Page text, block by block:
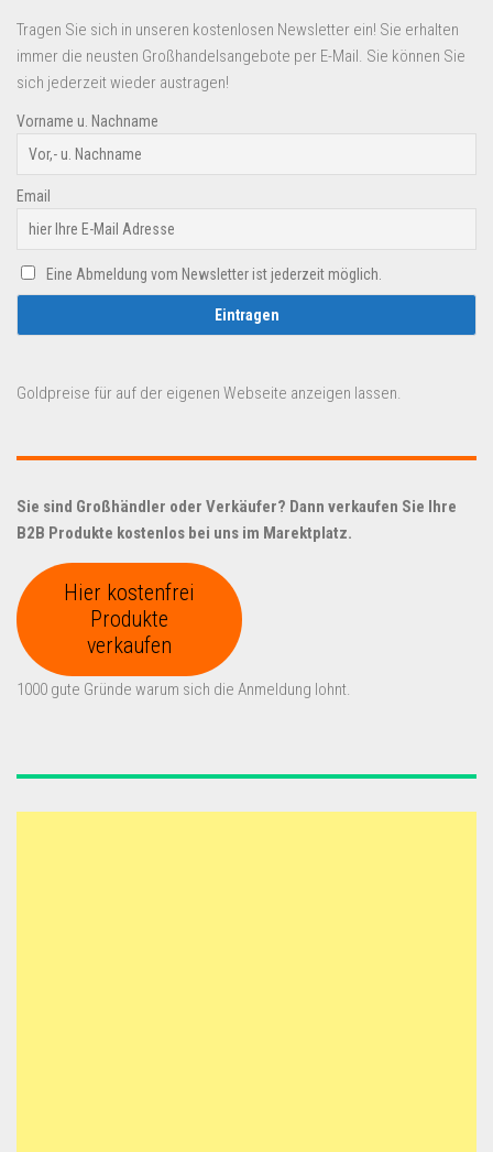
Tragen Sie sich in unseren kostenlosen Newsletter ein! Sie erhalten
immer die neusten Großhandelsangebote per E-Mail. Sie können Sie
sich jederzeit wieder austragen!
Vorname u. Nachname
Email
Eine Abmeldung vom Newsletter ist jederzeit möglich.
Goldpreise für auf der eigenen Webseite anzeigen lassen.
Sie sind Großhändler oder Verkäufer? Dann verkaufen Sie Ihre
B2B Produkte kostenlos bei uns im Marektplatz.
Hier kostenfrei
Produkte
verkaufen
1000 gute Gründe warum sich die Anmeldung lohnt.